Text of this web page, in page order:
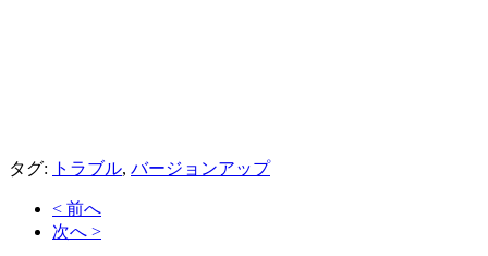
タグ: トラブル, バージョンアップ
< 前へ
次へ >